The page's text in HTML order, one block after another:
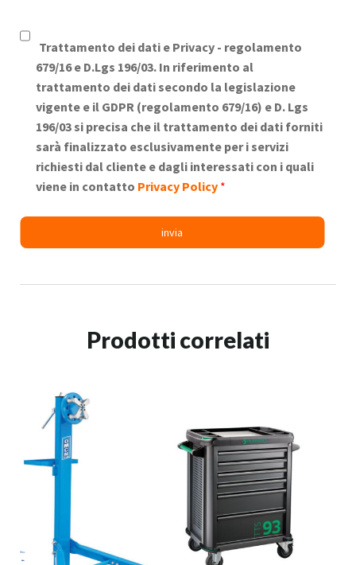
Trattamento dei dati e Privacy - regolamento
679/16 e D.Lgs 196/03. In riferimento al
trattamento dei dati secondo la legislazione
vigente e il GDPR (regolamento 679/16) e D. Lgs
196/03 si precisa che il trattamento dei dati forniti
sarà finalizzato esclusivamente per i servizi
richiesti dal cliente e dagli interessati con i quali
viene in contatto Privacy Policy *
Prodotti correlati